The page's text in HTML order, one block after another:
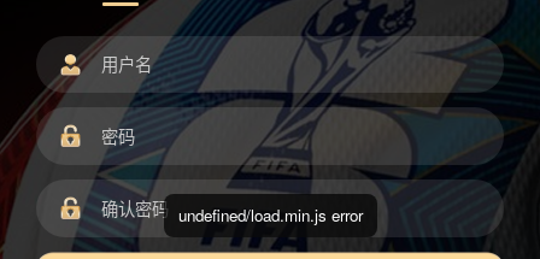
undefined/load.min.js error